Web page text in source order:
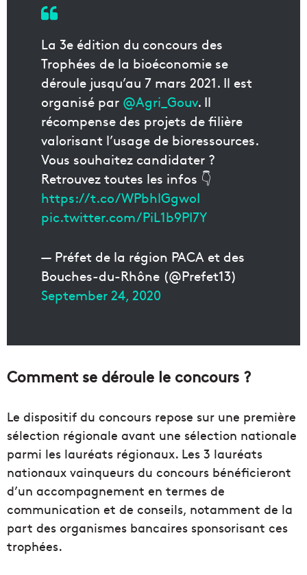
La 3e édition du concours des
Trophées de la bioéconomie se
déroule jusqu’au 7 mars 2021. Il est
organisé par @Agri_Gouv. Il
récompense des projets de filière
valorisant l’usage de bioressources.
Vous souhaitez candidater ?
Retrouvez toutes les infos 👇
https://t.co/WPbhlGgwoI
pic.twitter.com/PiL1b9PI7Y
— Préfet de la région PACA et des
Bouches-du-Rhône (@Prefet13)
September 24, 2020
Comment se déroule le concours ?
Le dispositif du concours repose sur une première
sélection régionale avant une sélection nationale
parmi les lauréats régionaux. Les 3 lauréats
nationaux vainqueurs du concours bénéficieront
d’un accompagnement en termes de
communication et de conseils, notamment de la
part des organismes bancaires sponsorisant ces
trophées.